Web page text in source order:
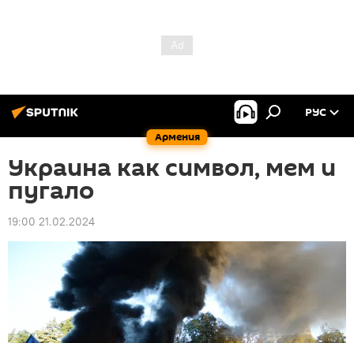
Армения
РУС
Украина как символ, мем и
пугало
19:00 21.02.2024